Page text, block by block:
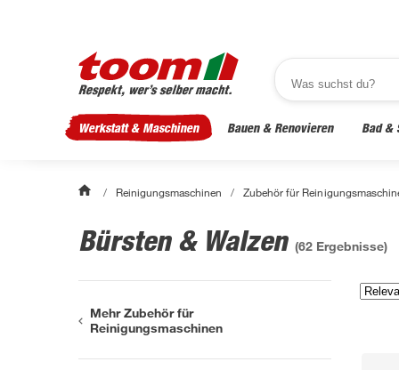
Werkstatt & Maschinen Bauen & Renovieren Bad &
/ Reinigungsmaschinen / Zubehör für
Bürsten & Walzen (62 Ergebnisse)
Mehr Zubehör für
Reinigungsmaschinen